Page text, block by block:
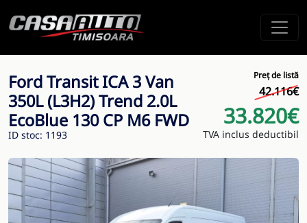
Ford Transit ICA 3 Van
350L (L3H2) Trend 2.0L
EcoBlue 130 CP M6 FWD
ID stoc: 1193
Preț de listă
42.116€
33.820€
TVA inclus deductibil